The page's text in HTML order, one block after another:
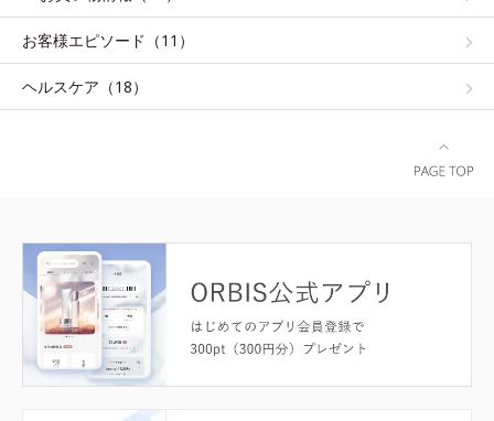
お客様エピソード（11）
ヘルスケア（18）